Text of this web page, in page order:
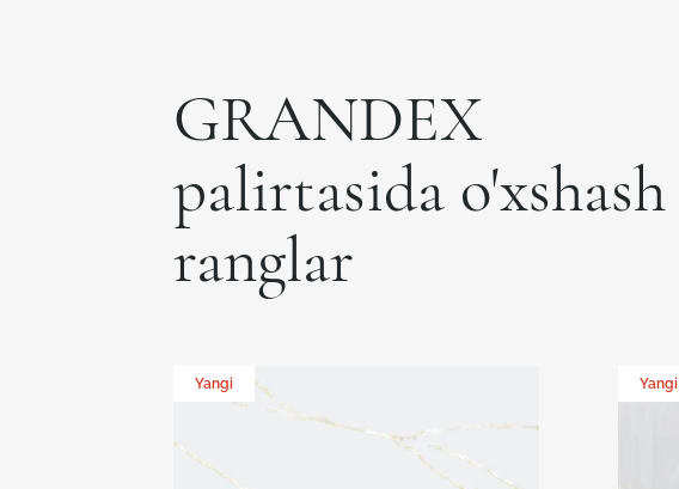
GRANDEX
palirtasida o'xshash
ranglar
Yangi Yangi